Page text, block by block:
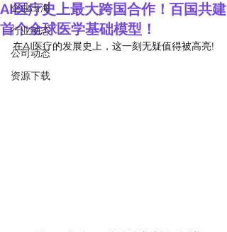
企业出海
行业动态
公司动态
资源下载
AI医疗史上最大跨国合作！百国共建
首个全球医学基础模型！
在AI医疗的发展史上，这一刻无疑值得被高亮!